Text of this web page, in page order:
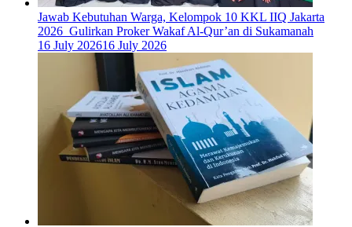
Jawab Kebutuhan Warga, Kelompok 10 KKL IIQ Jakarta
2026 Gulirkan Proker Wakaf Al-Qur’an di Sukamanah
16 July 202616 July 2026